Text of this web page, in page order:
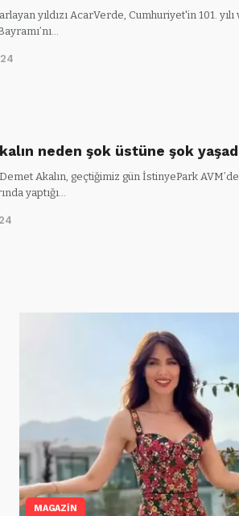
yıldızı AcarVerde, Cumhuriyet'in 101. yılı
neden şok üstüne şok
Demet Akalın, geçtiğimiz gün İstinyePark
yaptığı…
MAGAZİN